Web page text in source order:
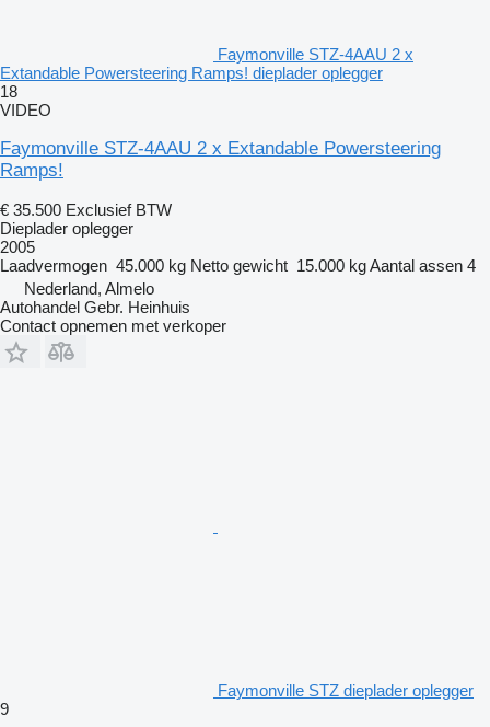
Faymonville STZ-4AAU 2 x
Extandable Powersteering Ramps! dieplader oplegger
18
VIDEO
Faymonville STZ-4AAU 2 x Extandable Powersteering
Ramps!
€ 35.500 Exclusief BTW
Dieplader oplegger
2005
Laadvermogen 45.000 kg Netto gewicht 15.000 kgAantal assen 4
Nederland, Almelo
Autohandel Gebr. Heinhuis
Contact opnemen met verkoper
Faymonville STZ dieplader oplegger
9